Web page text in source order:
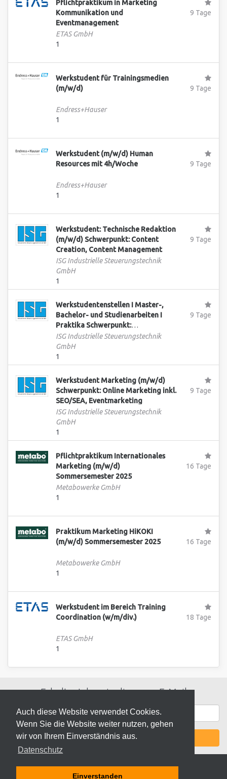
Auch diese Website verwendet Cookies.
Wenn Sie die Website weiter nutzen, gehen
wir von Ihrem Einverständnis aus.
Datenschutz
Einverstanden
Pflichtpraktikum in Marketing
Kommunikation und
Eventmanagement
ETAS GmbH
1
9 Tage
Werkstudent für Trainingsmedien
(m/w/d)
Endress+Hauser
1
9 Tage
Werkstudent (m/w/d) Human
Resources mit 4h/Woche
Endress+Hauser
1
9 Tage
Werkstudent: Technische Redaktion
(m/w/d) Schwerpunkt: Content
Creation, Content Management
ISG Industrielle Steuerungstechnik
GmbH
1
9 Tage
Werkstudentenstellen I Master-,
Bachelor- und Studienarbeiten I
Praktika Schwerpunkt:
Softwareentwicklung
Echtzeitplattform
Simulationstechnik
ISG Industrielle Steuerungstechnik
GmbH
1
9 Tage
Werkstudent Marketing (m/w/d)
Schwerpunkt: Online Marketing inkl.
SEO/SEA, Eventmarketing
ISG Industrielle Steuerungstechnik
GmbH
1
9 Tage
Pflichtpraktikum Internationales
Marketing (m/w/d)
Sommersemester 2025
Metabowerke GmbH
1
16 Tage
Praktikum Marketing HiKOKI
(m/w/d) Sommersemester 2025
Metabowerke GmbH
1
16 Tage
Werkstudent im Bereich Training
Coordination (w/m/div.)
ETAS GmbH
1
18 Tage
Erhalte Jobs wie diese per E-Mail
JETZT AKTIVIEREN